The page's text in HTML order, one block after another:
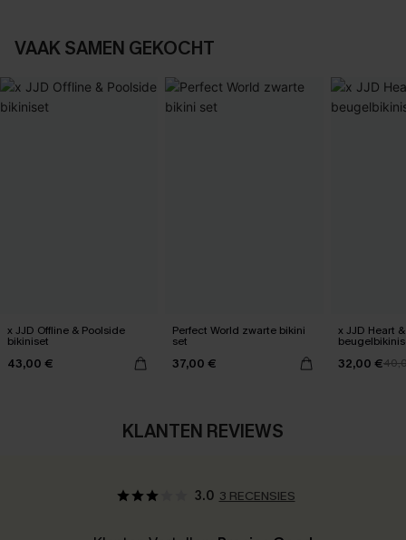
VAAK SAMEN GEKOCHT
x JJD Offline & Poolside
bikiniset
43,00 €
Perfect World zwarte bikini
set
37,00 €
x JJD Heart
32,00 €
KLANTEN REVIEWS
3.0 3 RECENSIES